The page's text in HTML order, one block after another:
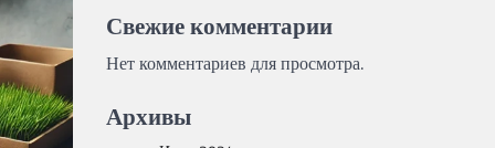
Свежие комментарии
Нет комментариев для просмотра.
Архивы